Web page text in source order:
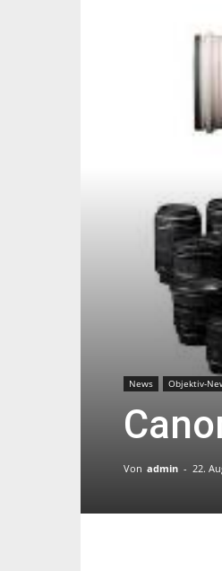
News Objektiv-
Von admin - 22.